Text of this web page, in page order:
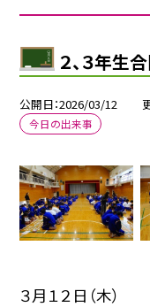
２、３年生
公開日 2026/03/12
今日の出来事
３月１２日（木）